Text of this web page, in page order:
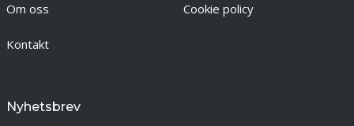
Om oss
Kontakt
Cookie policy
Nyhetsbrev